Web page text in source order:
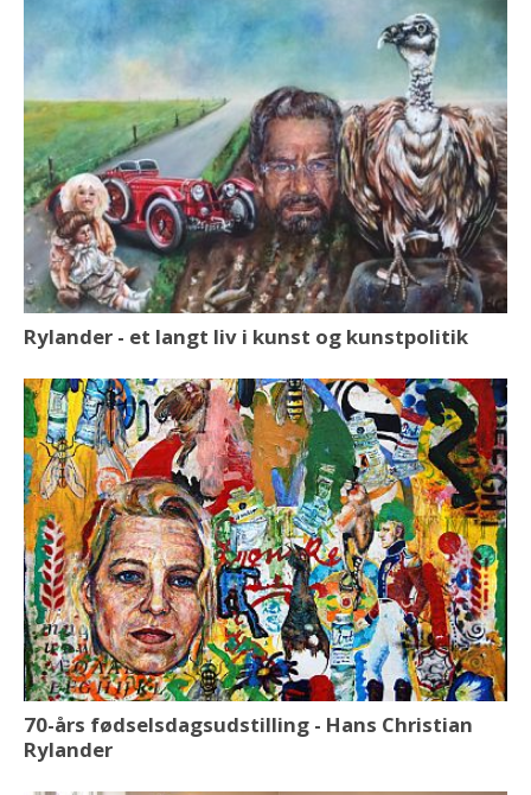
Rylander - et langt liv i kunst og kunstpolitik
70-års fødselsdagsudstilling - Hans Christian
Rylander